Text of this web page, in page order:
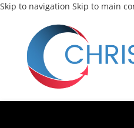
Skip to navigation Skip to main